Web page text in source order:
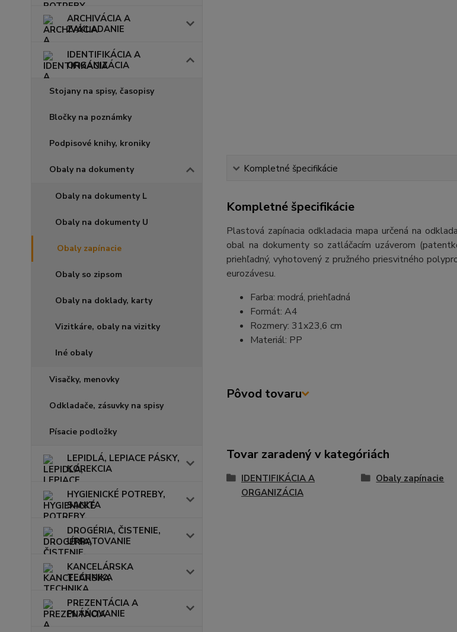
ARCHIVÁCIA A
ZAKLADANIE
IDENTIFIKÁCIA A
ORGANIZÁCIA
Stojany na spisy, časopisy
Bločky na poznámky
Podpisové knihy, kroniky
Obaly na dokumenty
Obaly na dokumenty L
Obaly na dokumenty U
Obaly zapínacie
Obaly so zipsom
Obaly na doklady, karty
Vizitkáre, obaly na vizitky
Iné obaly
Visačky, menovky
Odkladače, zásuvky na spisy
Písacie podložky
LEPIDLÁ, LEPIACE PÁSKY,
KOREKCIA
HYGIENICKÉ POTREBY,
SANITA
DROGÉRIA, ČISTENIE,
UPRATOVANIE
KANCELÁRSKA
TECHNIKA
PREZENTÁCIA A
PLÁNOVANIE
Kompletné špecifikácie
Kompletné špecifikácie
Plastová zapínacia odkladacia mapa určená na
obal na dokumenty so zatláčacím uzáverom
priehľadný, vyhotovený z pružného priesvitného
eurozávesu.
Farba: modrá, priehľadná
Formát: A4
Rozmery: 31x23,6 cm
Materiál: PP
Pôvod tovaru
Tovar zaradený v kategóriách
IDENTIFIKÁCIA A
ORGANIZÁCIA
Obaly zapínacie